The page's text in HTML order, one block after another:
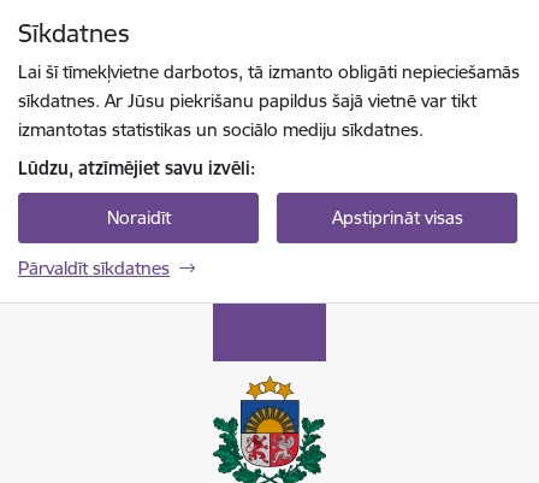
Sīkdatnes
Lai šī tīmekļvietne darbotos, tā izmanto obligāti nepieciešamās
sīkdatnes. Ar Jūsu piekrišanu papildus šajā vietnē var tikt
izmantotas statistikas un sociālo mediju sīkdatnes.
Lūdzu, atzīmējiet savu izvēli:
Noraidīt Apstiprināt visas
Pārvaldīt sīkdatnes